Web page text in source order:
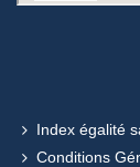
Index égalité
Conditions